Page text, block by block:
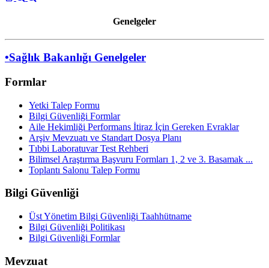
Genelgeler
•Sağlık Bakanlığı Genelgeler
Formlar
Yetki Talep Formu
Bilgi Güvenliği Formlar
Aile Hekimliği Performans İtiraz İçin Gereken Evraklar
Arşiv Mevzuatı ve Standart Dosya Planı
Tıbbi Laboratuvar Test Rehberi
Bilimsel Araştırma Başvuru Formları 1, 2 ve 3. Basamak ...
Toplantı Salonu Talep Formu
Bilgi Güvenliği
Üst Yönetim Bilgi Güvenliği Taahhütname
Bilgi Güvenliği Politikası
Bilgi Güvenliği Formlar
Mevzuat